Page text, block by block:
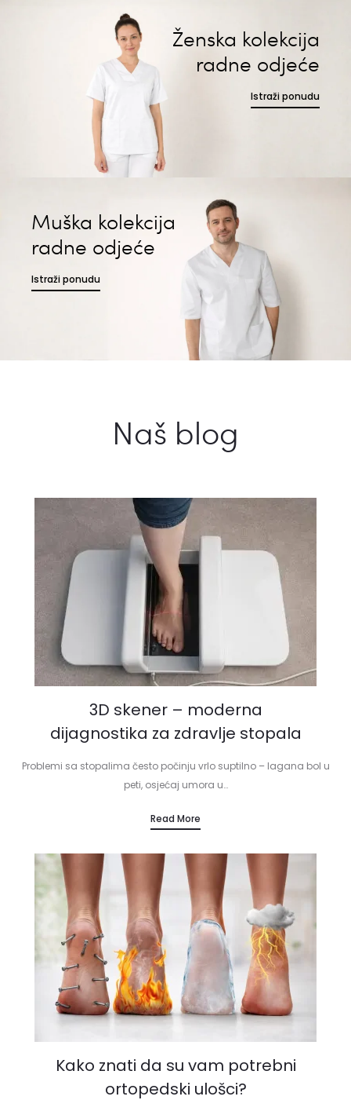
Ženska kolekcija
radne odjeće
Istraži ponudu
Muška kolekcija
radne odjeće
Istraži ponudu
Naš blog
3D skener – moderna
dijagnostika za zdravlje stopala
Problemi sa stopalima često počinju vrlo suptilno – lagana bol u
peti, osjećaj umora u…
Read More
Kako znati da su vam potrebni
ortopedski ulošci?